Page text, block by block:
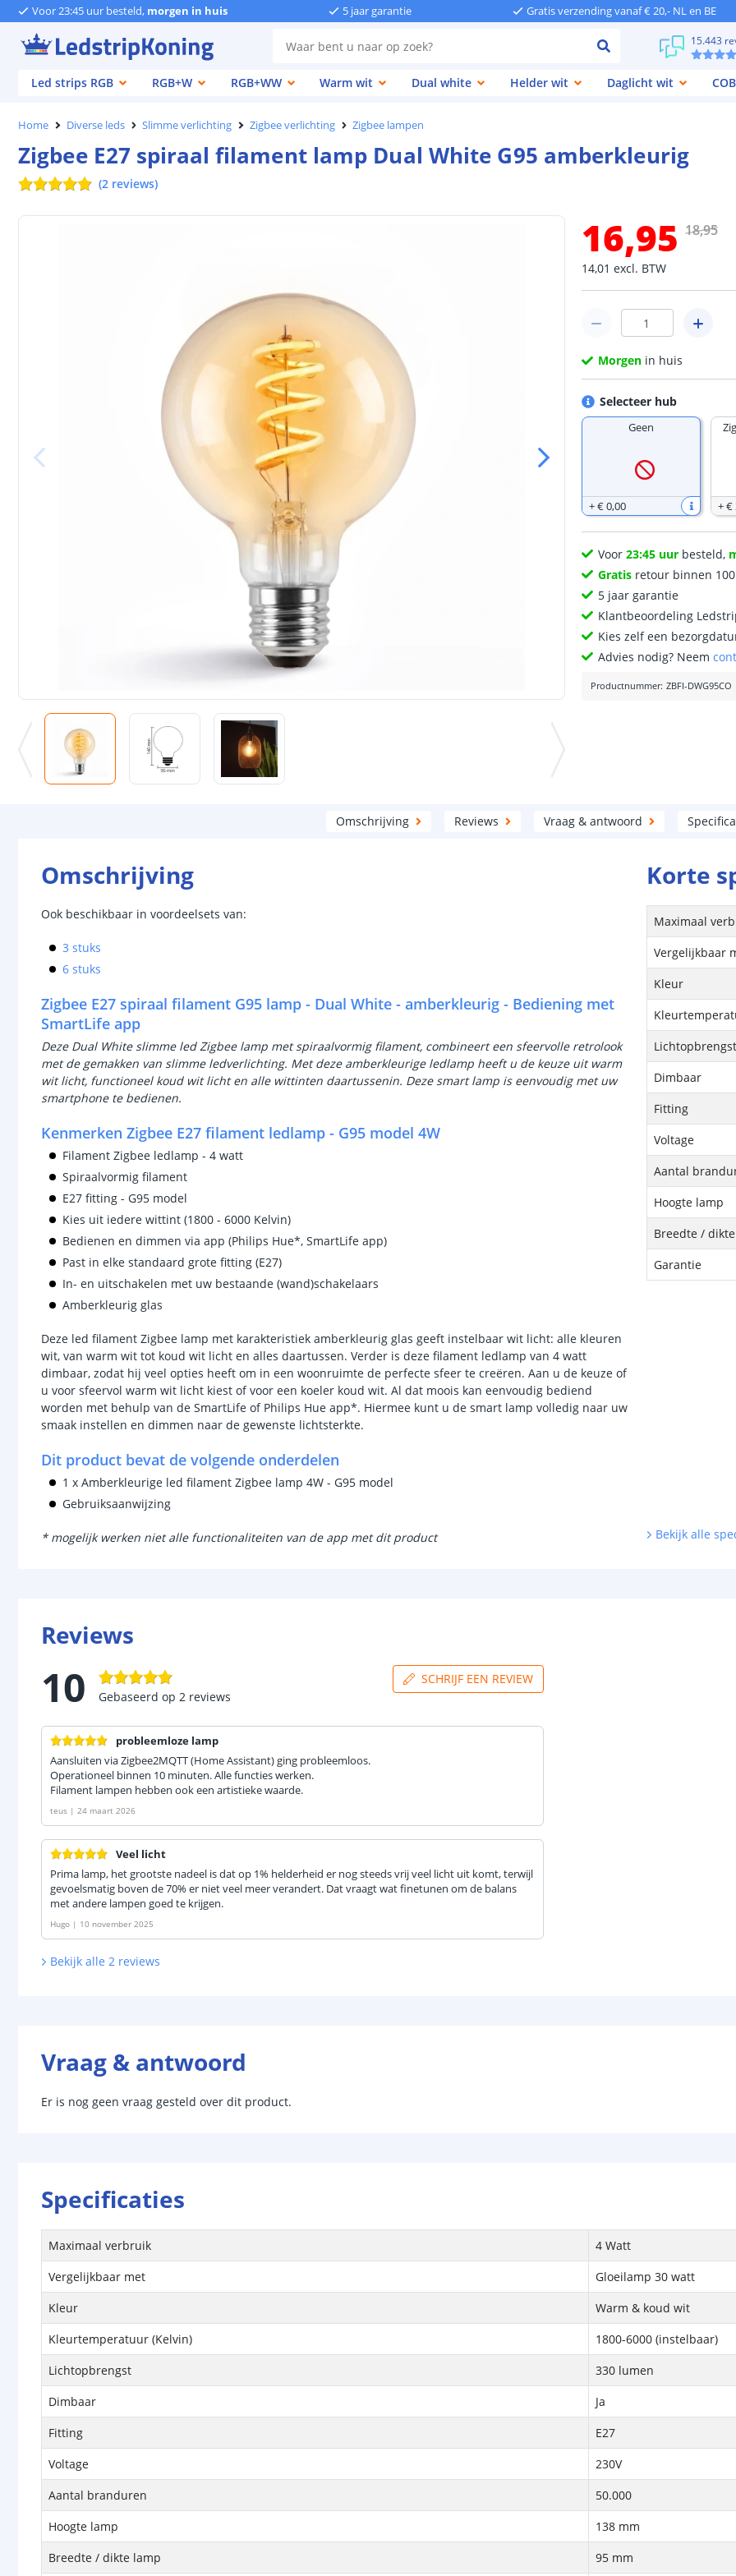
Voor 23:45 uur besteld, morgen in huis 5 jaar garantie Gratis verzending vanaf € 20,- NL en BE
15.443
Led strips RGB
RGB+W RGB+WW Warm wit Dual white Helder wit Daglicht wit COB
Home Diverse leds Slimme verlichting Zigbee verlichting Zigbee lampen
Zigbee E27 spiraal filament lamp Dual White G95 amberkleurig
(2 reviews)
16,95
14,01 excl. BTW
18,95
Morgen in huis
Selecteer hub
Geen
+€ 0,00 +€
Voor23:45 uur besteld,
Gratis retour binnen
5 jaar garantie
Klantbeoordeling
Kies zelf een
Advies nodig? Neem
Productnummer: ZBFI-DWG95CO
Omschrijving Reviews Vraag & antwoord
Omschrijving
Ook beschikbaar in voordeelsets van:
3 stuks
6 stuks
Zigbee E27 spiraal filament G95 lamp - Dual White - amberkleurig - Bediening met
SmartLife app
Deze Dual White slimme led Zigbee lamp met spiraalvormig filament, combineert een sfeervolle retrolook
met de gemakken van slimme ledverlichting. Met deze amberkleurige ledlamp heeft u de keuze uit warm
wit licht, functioneel koud wit licht en alle wittinten daartussenin. Deze smart lamp is eenvoudig met uw
smartphone te bedienen.
Kenmerken Zigbee E27 filament ledlamp - G95 model 4W
Filament Zigbee ledlamp - 4 watt
Spiraalvormig filament
E27 fitting - G95 model
Kies uit iedere wittint (1800 - 6000 Kelvin)
Bedienen en dimmen via app (Philips Hue*, SmartLife app)
Past in elke standaard grote fitting (E27)
In- en uitschakelen met uw bestaande (wand)schakelaars
Amberkleurig glas
Deze led filament Zigbee lamp met karakteristiek amberkleurig glas geeft instelbaar wit licht: alle kleuren
wit, van warm wit tot koud wit licht en alles daartussen. Verder is deze filament ledlamp van 4 watt
dimbaar, zodat hij veel opties heeft om in een woonruimte de perfecte sfeer te creëren. Aan u de keuze of
u voor sfeervol warm wit licht kiest of voor een koeler koud wit. Al dat moois kan eenvoudig bediend
worden met behulp van de SmartLife of Philips Hue app*. Hiermee kunt u de smart lamp volledig naar uw
smaak instellen en dimmen naar de gewenste lichtsterkte.
Dit product bevat de volgende onderdelen
1 x Amberkleurige led filament Zigbee lamp 4W - G95 model
Gebruiksaanwijzing
* mogelijk werken niet alle functionaliteiten van de app met dit product
Korte
Maximaal
Vergelijkbaar
Kleur
Lichtopbrengst
Dimbaar
Fitting
Voltage
Aantal
Hoogte lamp
Breedte /
Garantie
Bekijk alle
Reviews
10 Gebaseerd op 2 reviews
SCHRIJF EEN REVIEW
probleemloze lamp
Aansluiten via Zigbee2MQTT (Home Assistant) ging probleemloos.
Operationeel binnen 10 minuten. Alle functies werken.
Filament lampen hebben ook een artistieke waarde.
teus | 24 maart 2026
Veel licht
Prima lamp, het grootste nadeel is dat op 1% helderheid er nog steeds vrij veel licht uit komt, terwijl
gevoelsmatig boven de 70% er niet veel meer verandert. Dat vraagt wat finetunen om de balans
met andere lampen goed te krijgen.
Hugo | 10 november 2025
Bekijk alle 2 reviews
Vraag & antwoord
Er is nog geen vraag gesteld over dit product.
Specificaties
Maximaal verbruik
4 Watt
Vergelijkbaar met
Gloeilamp 30 watt
Kleur
Warm & koud wit
Kleurtemperatuur (Kelvin)
1800-6000 (instelbaar)
Lichtopbrengst
330 lumen
Dimbaar
Ja
Fitting
E27
Voltage
230V
Aantal branduren
50.000
Hoogte lamp
138 mm
Breedte / dikte lamp
95 mm